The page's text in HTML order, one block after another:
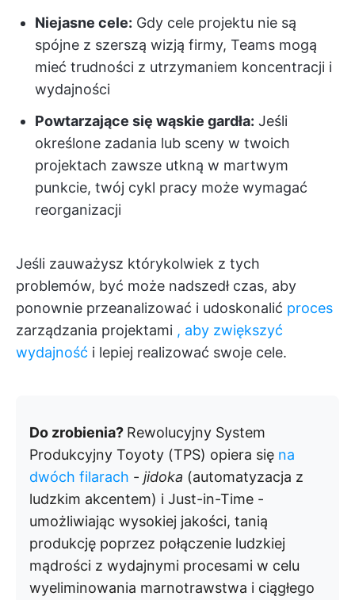
Niejasne cele: Gdy cele projektu nie są
spójne z szerszą wizją firmy, Teams mogą
mieć trudności z utrzymaniem koncentracji i
wydajności
Powtarzające się wąskie gardła: Jeśli
określone zadania lub sceny w twoich
projektach zawsze utkną w martwym
punkcie, twój cykl pracy może wymagać
reorganizacji
Jeśli zauważysz którykolwiek z tych
problemów, być może nadszedł czas, aby
ponownie przeanalizować i udoskonalić proces
zarządzania projektami , aby zwiększyć
wydajność i lepiej realizować swoje cele.
Do zrobienia? Rewolucyjny System
Produkcyjny Toyoty (TPS) opiera się na
dwóch filarach - jidoka (automatyzacja z
ludzkim akcentem) i Just-in-Time -
umożliwiając wysokiej jakości, tanią
produkcję poprzez połączenie ludzkiej
mądrości z wydajnymi procesami w celu
wyeliminowania marnotrawstwa i ciągłego